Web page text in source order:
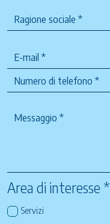
Area di interesse *
Servizi